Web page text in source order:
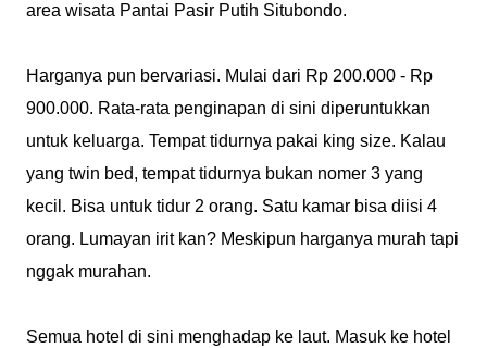
area wisata Pantai Pasir Putih Situbondo.
Harganya pun bervariasi. Mulai dari Rp 200.000 - Rp
900.000. Rata-rata penginapan di sini diperuntukkan
untuk keluarga. Tempat tidurnya pakai king size. Kalau
yang twin bed, tempat tidurnya bukan nomer 3 yang
kecil. Bisa untuk tidur 2 orang. Satu kamar bisa diisi 4
orang. Lumayan irit kan? Meskipun harganya murah tapi
nggak murahan.
Semua hotel di sini menghadap ke laut. Masuk ke hotel